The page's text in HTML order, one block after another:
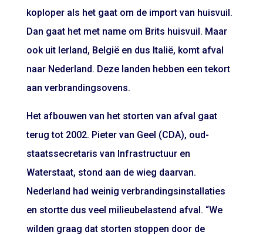
koploper als het gaat om de import van huisvuil.
Dan gaat het met name om Brits huisvuil. Maar
ook uit Ierland, België en dus Italië, komt afval
naar Nederland. Deze landen hebben een tekort
aan verbrandingsovens.
Het afbouwen van het storten van afval gaat
terug tot 2002. Pieter van Geel (CDA), oud-
staatssecretaris van Infrastructuur en
Waterstaat, stond aan de wieg daarvan.
Nederland had weinig verbrandingsinstallaties
en stortte dus veel milieubelastend afval. “We
wilden graag dat storten stoppen door de